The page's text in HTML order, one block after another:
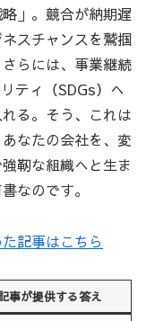
」。競合が納期遅
スチャンスを鷲掴
らには、事業継続
ティ（SDGs）へ
る。そう、これは
なたの会社を、変
靭な組織へと生ま
なのです。
記事はこちら
事が提供する答え